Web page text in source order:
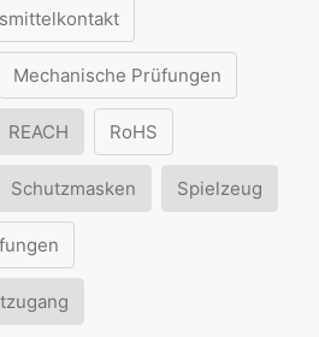
Mechanische Prüfungen
REACH RoHS
Schutzmasken Spielzeug